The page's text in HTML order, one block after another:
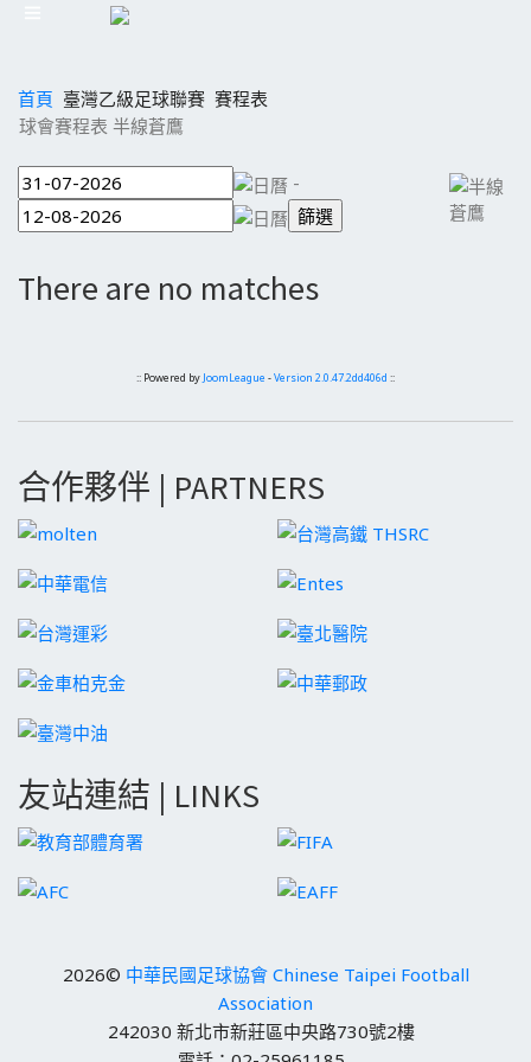
首頁 臺灣乙級足球聯賽 賽程表
球會賽程表 半線蒼鷹
-
There are no matches
:: Powered by JoomLeague -Version 2.0.47.2dd406d ::
合作夥伴 | PARTNERS
友站連結 | LINKS
2026© 中華民國足球協會 Chinese Taipei Football
Association
242030 新北市新莊區中央路730號2樓